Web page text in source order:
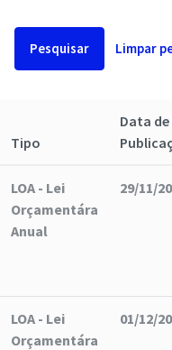
Pesquisar Limpar
Tipo
Data de
LOA - Lei
Orçamentára
Anual
29/11/
LOA - Lei
Orçamentára
01/12/